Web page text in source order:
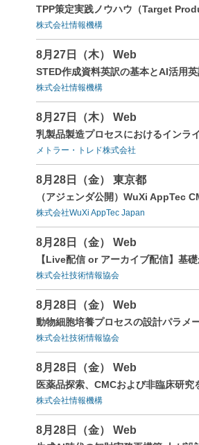
TPP策定実践ノウハウ（Target
株式会社情報機構
8月27日（木） Web
STED作成資料英訳の基本とAI活用
株式会社情報機構
8月27日（木） Web
乳製品製造プロセスにおけるインラ
メトラー・トレド株式会社
8月28日（金） 東京都
（アジェンダ公開）WuXi AppTec
株式会社WuXi AppTec Japan
8月28日（金） Web
【Live配信 or アーカイブ配信】基
株式会社技術情報協会
8月28日（金） Web
動物細胞培養プロセスの設計パラメ
株式会社技術情報協会
8月28日（金） Web
医薬品探索、CMCおよび非臨床研
株式会社情報機構
8月28日（金） Web